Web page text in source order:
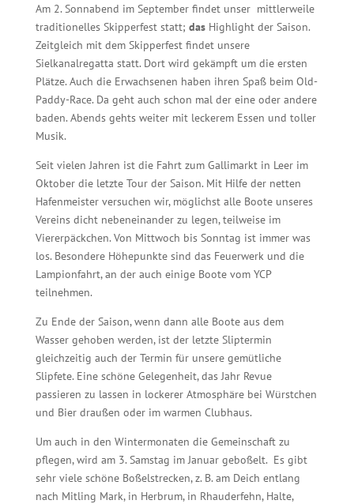
Am 2. Sonnabend im September findet unser mittlerweile
traditionelles Skipperfest statt; dasHighlight der Saison.
Zeitgleich mit dem Skipperfest findet unsere
Sielkanalregatta statt. Dort wird gekämpft um die ersten
Plätze. Auch die Erwachsenen haben ihren Spaß beim Old-
Paddy-Race. Da geht auch schon mal der eine oder andere
baden. Abends gehts weiter mit leckerem Essen und toller
Musik.
Seit vielen Jahren ist die Fahrt zum Gallimarkt in Leer im
Oktober die letzte Tour der Saison. Mit Hilfe der netten
Hafenmeister versuchen wir, möglichst alle Boote unseres
Vereins dicht nebeneinander zu legen, teilweise im
Viererpäckchen. Von Mittwoch bis Sonntag ist immer was
los. Besondere Höhepunkte sind das Feuerwerk und die
Lampionfahrt, an der auch einige Boote vom YCP
teilnehmen.
Zu Ende der Saison, wenn dann alle Boote aus dem
Wasser gehoben werden, ist der letzte Sliptermin
gleichzeitig auch der Termin für unsere gemütliche
Slipfete. Eine schöne Gelegenheit, das Jahr Revue
passieren zu lassen in lockerer Atmosphäre bei Würstchen
und Bier draußen oder im warmen Clubhaus.
Um auch in den Wintermonaten die Gemeinschaft zu
pflegen, wird am 3. Samstag im Januar geboßelt. Es gibt
sehr viele schöne Boßelstrecken, z. B. am Deich entlang
nach Mitling Mark, in Herbrum, in Rhauderfehn, Halte,